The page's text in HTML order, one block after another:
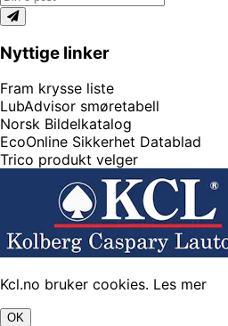
Nyttige linker
Fram krysse liste
LubAdvisor smøretabell
Norsk Bildelkatalog
EcoOnline Sikkerhet Datablad
Trico produkt velger
Kcl.no bruker cookies. Les mer
OK